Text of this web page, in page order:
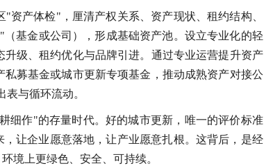
产体检"，厘清产权关系、资产现状、租约结构、
基金或公司），形成基础资产池。设立专业化的轻
级、租约优化与品牌引进。通过专业运营提升资产
募基金或城市更新专项基金，推动成熟资产对接公
与循环流动。
细作"的存量时代。好的城市更新，唯一的评价标准
让企业愿意落地，让产业愿意扎根。这背后，是经
境上更绿色、安全、可持续。